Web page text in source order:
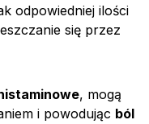
odpowiedniej ilości
się przez
, mogą
i powodując ból